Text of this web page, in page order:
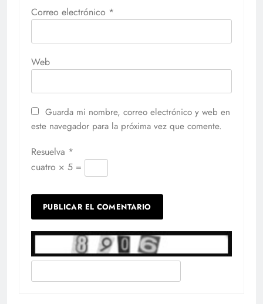
Correo electrónico *
Web
Guarda mi nombre, correo electrónico y web en
este navegador para la próxima vez que comente.
Resuelva *
cuatro × 5 =